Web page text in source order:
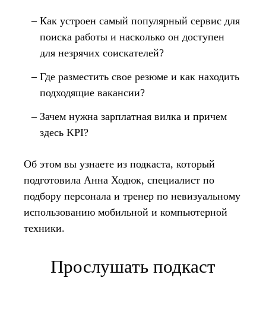
Как устроен самый популярный сервис для
поиска работы и насколько он доступен
для незрячих соискателей?
Где разместить свое резюме и как находить
подходящие вакансии?
Зачем нужна зарплатная вилка и причем
здесь KPI?
Об этом вы узнаете из подкаста, который
подготовила Анна Ходюк, специалист по
подбору персонала и тренер по невизуальному
использованию мобильной и компьютерной
техники.
Прослушать подкаст